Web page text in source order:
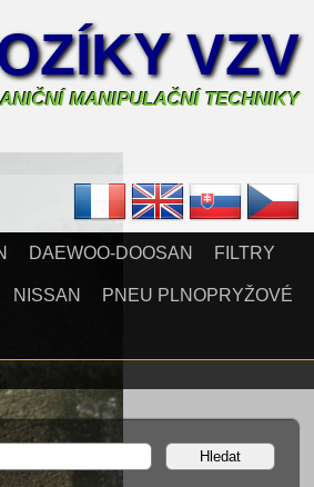
VZV
MANIPULAČNÍ TECHNIKY
DAEWOO-DOOSAN FILTRY
NISSAN PNEU PLNOPRYŽOVÉ